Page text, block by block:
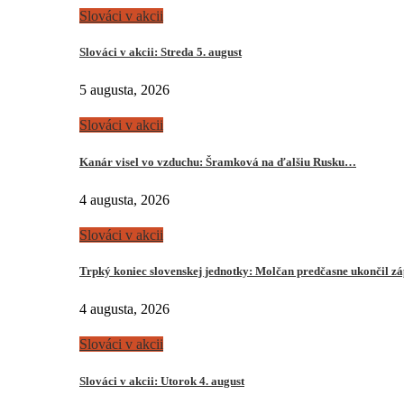
Slováci v akcii
Slováci v akcii: Streda 5. august
5 augusta, 2026
Slováci v akcii
Kanár visel vo vzduchu: Šramková na ďalšiu Rusku…
4 augusta, 2026
Slováci v akcii
Trpký koniec slovenskej jednotky: Molčan predčasne ukončil
4 augusta, 2026
Slováci v akcii
Slováci v akcii: Utorok 4. august